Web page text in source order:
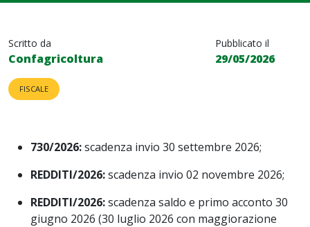
Scritto da
Confagricoltura
Pubblicato il
29/05/2026
FISCALE
730/2026:scadenza invio 30 settembre 2026;
REDDITI/2026:scadenza invio 02 novembre 2026;
REDDITI/2026:scadenza saldo e primo acconto 30
giugno 2026 (30 luglio 2026 con maggiorazione